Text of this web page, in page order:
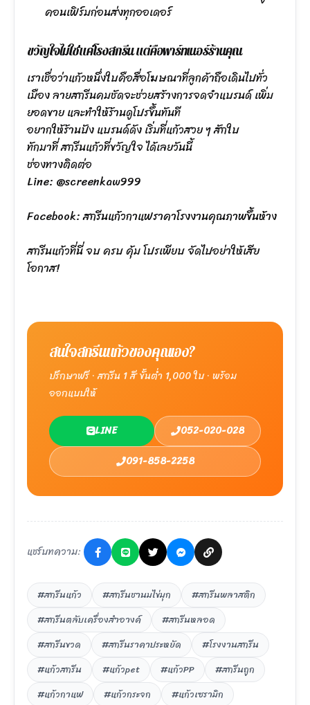
คอนเฟิร์มก่อนส่งทุกออเดอร์
ขวัญใจไม่ใช่แค่โรงสกรีน แต่คือพาร์ทเนอร์ร้านคุณ
เราเชื่อว่าแก้วหนึ่งใบคือสื่อโฆษณาที่ลูกค้าถือเดินไปทั่ว
เมือง ลายสกรีนคมชัดจะช่วยสร้างการจดจำแบรนด์ เพิ่ม
ยอดขาย และทำให้ร้านดูโปรขึ้นทันที
อยากให้ร้านปัง แบรนด์ดัง เริ่มที่แก้วสวย ๆ สักใบ
ทักมาที่ สกรีนแก้วที่ขวัญใจ ได้เลยวันนี้
ช่องทางติดต่อ
Line: @screenkaw999
Facebook:สกรีนแก้วกาแฟราคาโรงงานคุณภาพขึ้นห้าง
สกรีนแก้วที่นี่ จบ ครบ คุ้ม โปรเพียบ จัดไปอย่าให้เสีย
โอกาส!
สนใจสกรีนแก้วของคุณเอง?
ปรึกษาฟรี · สกรีน 1 สี ขั้นต่ำ 1,000 ใบ · พร้อม
ออกแบบให้
LINE
052-020-028
091-858-2258
แชร์บทความ:
#สกรีนแก้ว #สกรีนชานมไข่มุก
#สกรีนพลาสติก
#สกรีนตลับเครื่องสำอางค์
#สกรีนหลอด
#สกรีนขวด
#สกรีนราคาประหยัด
#โรงงานสกรีน
#แก้วสกรีน
#แก้วpet #แก้วPP
#สกรีนถูก
#แก้วกาแฟ
#แก้วกระจก #แก้วเซรามิก